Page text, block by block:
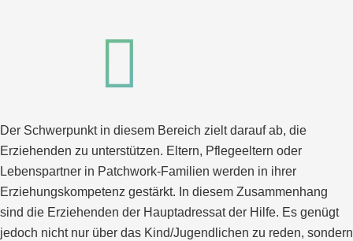
Der Schwerpunkt in diesem Bereich zielt darauf ab, die
Erziehenden zu unterstützen. Eltern, Pflegeeltern oder
Lebenspartner in Patchwork-Familien werden in ihrer
Erziehungskompetenz gestärkt. In diesem Zusammenhang
sind die Erziehenden der Hauptadressat der Hilfe. Es genügt
jedoch nicht nur über das Kind/Jugendlichen zu reden, sondern